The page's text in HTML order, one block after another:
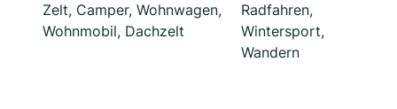
Zelt, Camper, Wohnwagen,
Wohnmobil, Dachzelt
Radfahren,
Wintersport,
Wandern